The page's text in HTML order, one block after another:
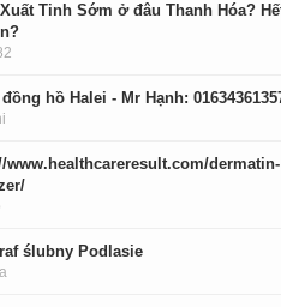
Tinh Sớm ở đâu Thanh Hóa?
0 na 5 gwiazdek
34
hồ Halei - Mr Hạnh:
0 na 5 gwiazdek
345
www.healthcareresult.com/dermatin-
0 na 5 gwiazdek
345
ślubny Podlasie
0 na 5 gwiazdek
345